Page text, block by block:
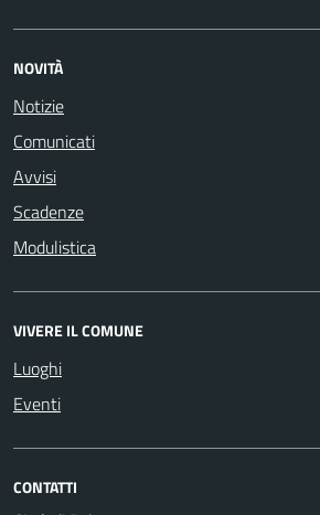
NOVITÀ
Notizie
Comunicati
Avvisi
Scadenze
Modulistica
VIVERE IL COMUNE
Luoghi
Eventi
CONTATTI